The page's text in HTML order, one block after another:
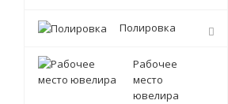
Полировка
Рабочее
место
ювелира